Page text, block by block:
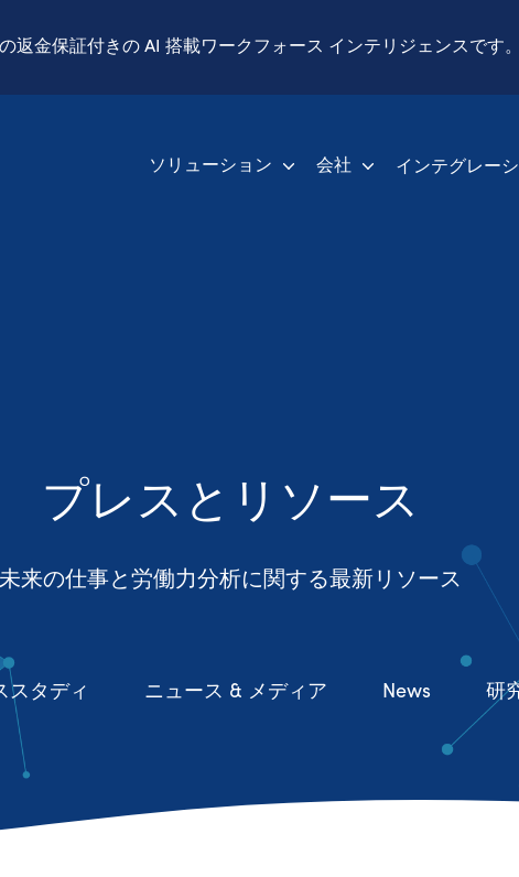
返金保証付きの AI 搭載ワークフォース インテリジェンスです。
ソリューション 会社 インテグレー
プレスとリソース
未来の仕事と労働力分析に関する最新リソース
スタディ ニュース & メディア News 研